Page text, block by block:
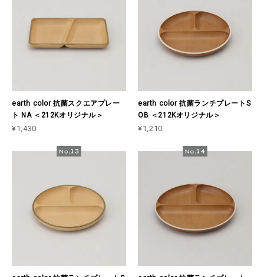
earth color 抗菌スクエアプレー
ト NA ＜212Kオリジナル＞
¥1,430
earth color 抗菌ランチプレートS
OB ＜212Kオリジナル＞
¥1,210